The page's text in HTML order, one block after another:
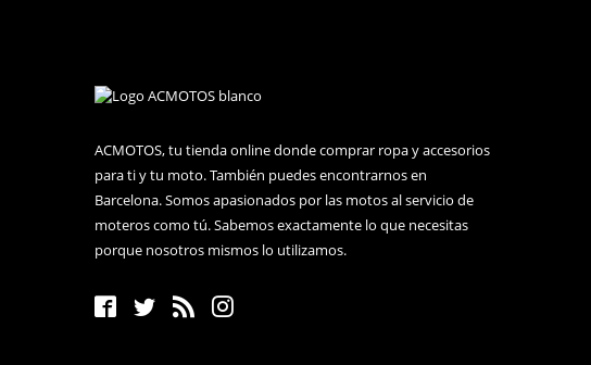
ACMOTOS, tu tienda online donde comprar ropa y accesorios
para ti y tu moto. También puedes encontrarnos en
Barcelona. Somos apasionados por las motos al servicio de
moteros como tú. Sabemos exactamente lo que necesitas
porque nosotros mismos lo utilizamos.